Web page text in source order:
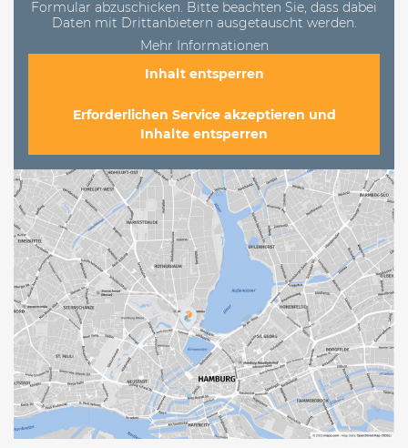
Formular abzuschicken. Bitte beachten Sie, dass dabei
Daten mit Drittanbietern ausgetauscht werden.
Mehr Informationen
Inhalt entsperren
Erforderlichen Service akzeptieren und
Inhalte entsperren